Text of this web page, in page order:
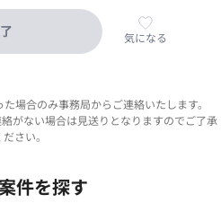
気になる
場合のみ事務局からご連絡いたします。
がない場合は見送りとなりますのでご了承
ださい。
件を探す